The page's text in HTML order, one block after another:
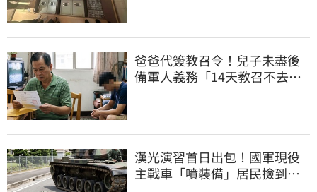
爸爸代簽教召令！兒子未盡後
備軍人義務「14天教召不去」
漢光演習首日出包！國軍現役
主戰車「噴裝備」居民撿到零